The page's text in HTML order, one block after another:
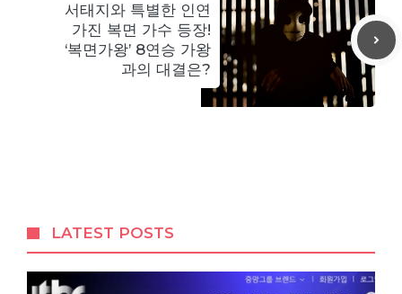
서태지와 특별한 인연
가진 복면 가수 등장!
‘복면가왕’ 8연승 가왕
과의 대결은?
LATEST POSTS